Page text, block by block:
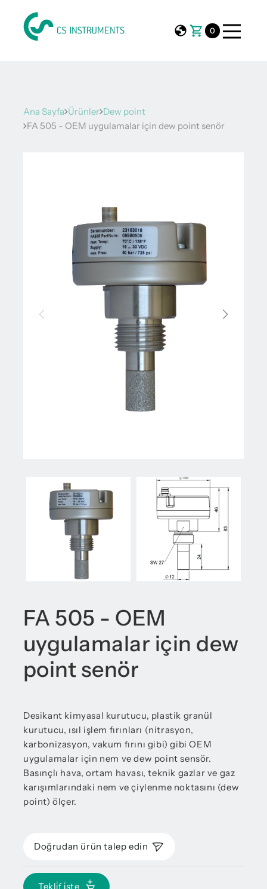
0
Ana Sayfa Ürünler Dew point
FA 505 - OEM uygulamalar için dew point senör
FA 505 - OEM
uygulamalar için dew
point senör
Desikant kimyasal kurutucu, plastik granül
kurutucu, ısıl işlem fırınları (nitrasyon,
karbonizasyon, vakum fırını gibi) gibi OEM
uygulamalar için nem ve dew point sensör.
Basınçlı hava, ortam havası, teknik gazlar ve gaz
karışımlarındaki nem ve çiylenme noktasını (dew
point) ölçer.
Doğrudan ürün talep edin
Tekli̇f i̇ste